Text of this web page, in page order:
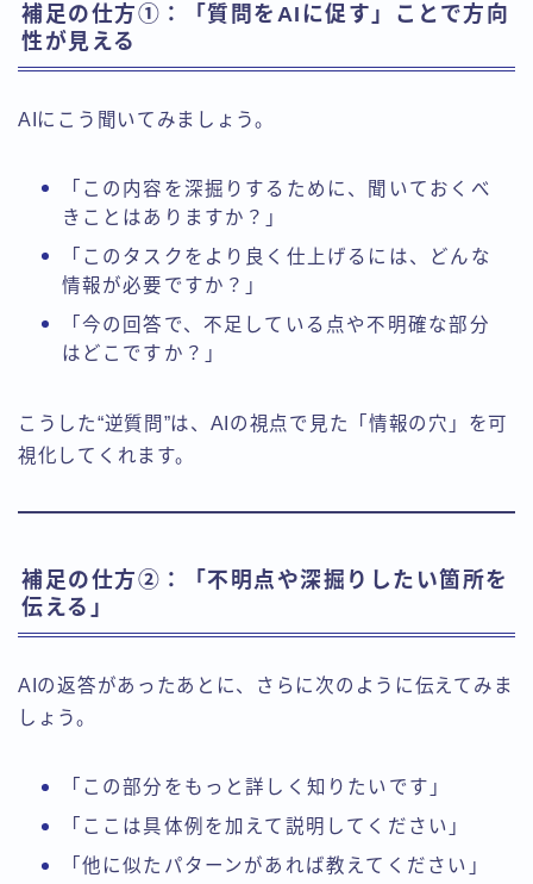
補足の仕方①：「質問をAIに促す」ことで方向
性が見える
AIにこう聞いてみましょう。
「この内容を深掘りするために、聞いておくべ
きことはありますか？」
「このタスクをより良く仕上げるには、どんな
情報が必要ですか？」
「今の回答で、不足している点や不明確な部分
はどこですか？」
こうした“逆質問”は、AIの視点で見た「情報の穴」を可
視化してくれます。
補足の仕方②：「不明点や深掘りしたい箇所を
伝える」
AIの返答があったあとに、さらに次のように伝えてみま
しょう。
「この部分をもっと詳しく知りたいです」
「ここは具体例を加えて説明してください」
「他に似たパターンがあれば教えてください」